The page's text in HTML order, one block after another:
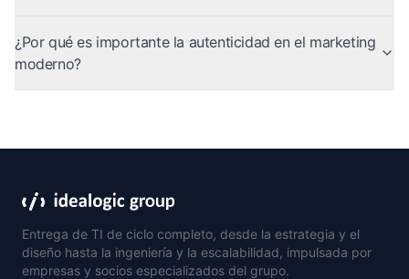
¿Por qué es importante la autenticidad en el marketing
moderno?
Entrega de TI de ciclo completo, desde la estrategia y el
diseño hasta la ingeniería y la escalabilidad, impulsada por
empresas y socios especializados del grupo.